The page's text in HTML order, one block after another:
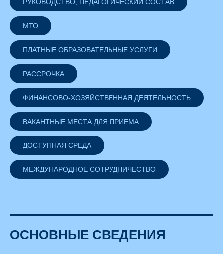
РУКОВОДСТВО, ПЕДАГОГИЧЕСКИЙ СОСТАВ
МТО
ПЛАТНЫЕ ОБРАЗОВАТЕЛЬНЫЕ УСЛУГИ
РАССРОЧКА
ФИНАНСОВО-ХОЗЯЙСТВЕННАЯ ДЕЯТЕЛЬНОСТЬ
ВАКАНТНЫЕ МЕСТА ДЛЯ ПРИЕМА
ДОСТУПНАЯ СРЕДА
МЕЖДУНАРОДНОЕ СОТРУДНИЧЕСТВО
ОСНОВНЫЕ СВЕДЕНИЯ